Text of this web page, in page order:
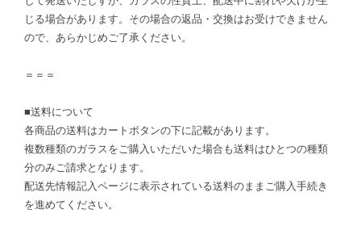
じる場合があります。その場合の返品・交換はお受けできません
ので、あらかじめご了承ください。
＝＝＝
■送料について
各商品の送料はカートボタンの下に記載があります。
複数種類のガラスをご購入いただいた場合も送料はひとつの種類
分のみご請求となります。
配送先情報記入ページに表示されている送料のままご購入手続き
を進めてください。